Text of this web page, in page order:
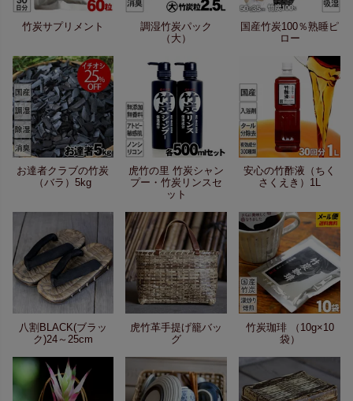
竹炭サプリメント
調湿竹炭パック
（大）
国産竹炭100％熟睡ピ
ロー
お達者クラブの竹炭
（バラ）5kg
虎竹の里 竹炭シャン
プー・竹炭リンスセ
ット
安心の竹酢液（ちく
さくえき）1L
八割BLACK(ブラッ
ク)24～25cm
虎竹革手提げ籠バッ
グ
竹炭珈琲 （10g×10
袋）